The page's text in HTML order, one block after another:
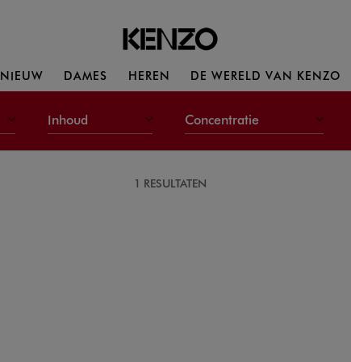
NIEUW DAMES HEREN DE WERELD VAN KENZO
Inhoud Concentratie
1 RESULTATEN